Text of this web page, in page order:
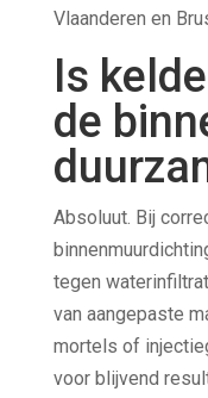
Vlaanderen en
Is
de
Absoluut. Bij
tegen
van aangepaste
mortels of
voor blijvend